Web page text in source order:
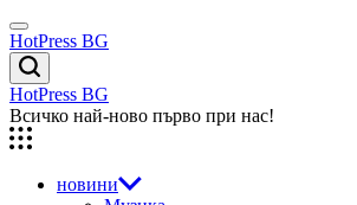
Skip
to
content
Menu
HotPress BG
Търсене
HotPress BG
Всичко най-ново първо при нас!
новини